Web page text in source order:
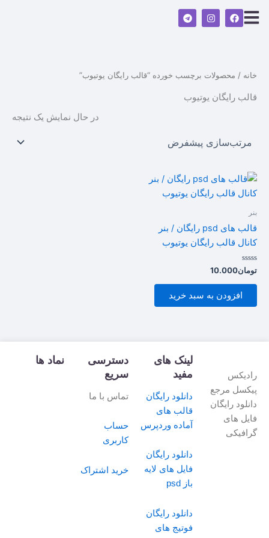
F
a
c
k
I
n
s
a
T
e
l
m خانه / محصولات برچسب خورده “قالب رایگان یوتیوب”
قالب رایگان یوتیوب
در حال نمایش یک نتیجه
بنر
قالب های psd رایگان / بنر
کانال قالب رایگان یوتیوب
امتیاز
0
از
تومان10.000
افزودن به سبد خرید
رادیکس
پیکسل مرجع
دانلود رایگان
فایل های
گرافیکی
لینک های
مفید
دانلود رایگان
قالب های
آماده وردپرس
دانلود رایگان
فایل های لایه
باز psd
دانلود رایگان
فوتیج های
دسترسی
سریع
تماس با ما
حساب
کاربری
خرید اشتراک
نماد ها